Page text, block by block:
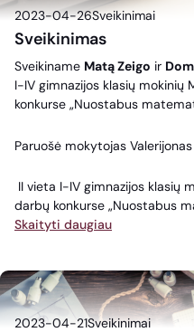
2023-04-26Sveikinimai
Sveikinimas
Sveikiname Matą Zeigo ir
I-IV gimnazijos klasių
konkurse „Nuostabus
Paruošė mokytojas
II vieta I-IV gimnazijos klasių
darbų konkurse „Nuostabus
Skaityti daugiau
2023-04-21Sveikinimai